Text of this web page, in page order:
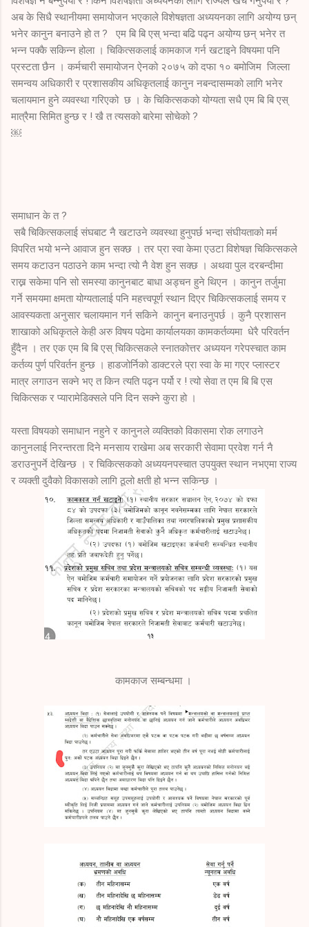
अब के सिधै स्थानीयमा समायोजन भएकाले विशेषज्ञता अध्ययनका लागि अयोग्य छन्
भनेर कानुन बनाउने हो त ? एम बि बि एस् भन्दा बढि पढ्न अयोग्य छन् भनेर त
भन्न पक्कै सकिन्न होला । चिकित्सकलाई कामकाज गर्न खटाइने विषयमा पनि
प्रस्टता छैन । कर्मचारी समायोजन ऐनको २०७५ को दफा १० बमोजिम जिल्ला
समन्वय अधिकारी र प्रशासकीय अधिकृतलाई कानुन नबन्दासम्मको लागि भनेर
चलायमान हुने व्यवस्था गरिएको छ । के चिकित्सकको योग्यता सधै एम बि बि एस्
मात्रैमा सिमित हुन्छ र ! खै त त्यसको बारेमा सोचेको ?
￼
समाधान के त ?
सबै चिकित्सकलाई संघबाट नै खटाउने व्यवस्था हुनुपर्छ भन्दा संघीयताको मर्म
विपरित भयो भन्ने आवाज हुन सक्छ । तर प्रा स्वा केमा एउटा विशेषज्ञ चिकित्सकले
समय कटाउन पठाउने काम भन्दा त्यो नै वेश हुन सक्छ । अथवा पुल दरबन्दीमा
राख्न सकेमा पनि सो समस्या कानुनबाट बाधा अड्चन हुने थिएन । कानुन तर्जुमा
गर्ने समयमा क्षमता योग्यतालाई पनि महत्त्वपूर्ण स्थान दिएर चिकित्सकलाई समय र
आवस्यकता अनुसार चलायमान गर्न सकिने कानुन बनाउनुपर्छ । कुनै प्रशासन
शाखाको अधिकृतले केही अरु विषय पढेमा कार्यालयका कामकर्तव्यमा धेरै परिवर्तन
हुँदैन । तर एक एम बि बि एस् चिकित्सकले स्नातकोत्तर अध्ययन गरेपस्चात काम
कर्तव्य पुर्ण परिवर्तन हुन्छ । हाडजोर्निको डाक्टरले प्रा स्वा के मा गएर प्लास्टर
मात्र लगाउन सक्ने भए त किन त्यति पढ्न पर्यो र ! त्यो सेवा त एम बि बि एस
चिकित्सक र प्यारामेडिक्सले पनि दिन सक्ने कुरा हो ।
यस्ता विषयको समाधान नहुने र कानुनले व्यक्तिको विकासमा रोक लगाउने
कानुनलाई निरन्तरता दिने मनसाय राखेमा अब सरकारी सेवामा प्रवेश गर्न नै
डराउनुपर्ने देखिन्छ । र चिकित्सकको अध्ययनपस्चात उपयुक्त स्थान नभएमा राज्य
र व्यक्ती दुवैको विकासको लागि ठूलो क्षती हो भन्न सकिन्छ ।
कामकाज सम्बन्धमा ।